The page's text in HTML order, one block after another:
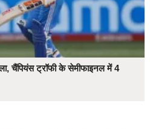
चैंपियंस ट्रॉफी के सेमीफाइनल में 4